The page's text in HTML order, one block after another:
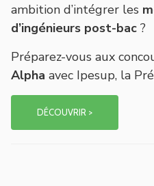
ambition d’intégrer les
d’ingénieurs post-bac ?
Préparez-vous aux
Alpha avec Ipesup, la
DÉCOUVRIR >